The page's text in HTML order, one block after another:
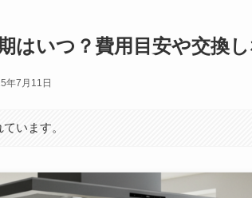
はいつ？費用目安や交換
年7月11日
います。